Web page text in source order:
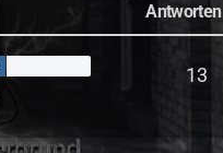
Antworten
13